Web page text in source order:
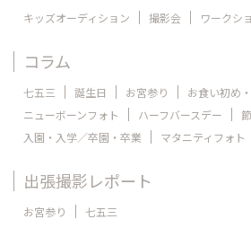
キッズオーディション 撮影会 ワークシ
コラム
七五三 誕生日 お宮参り
お食い初め
ニューボーンフォト
ハーフバースデー
入園・入学／卒園・卒業
マタニティフォト
出張撮影レポート
お宮参り 七五三